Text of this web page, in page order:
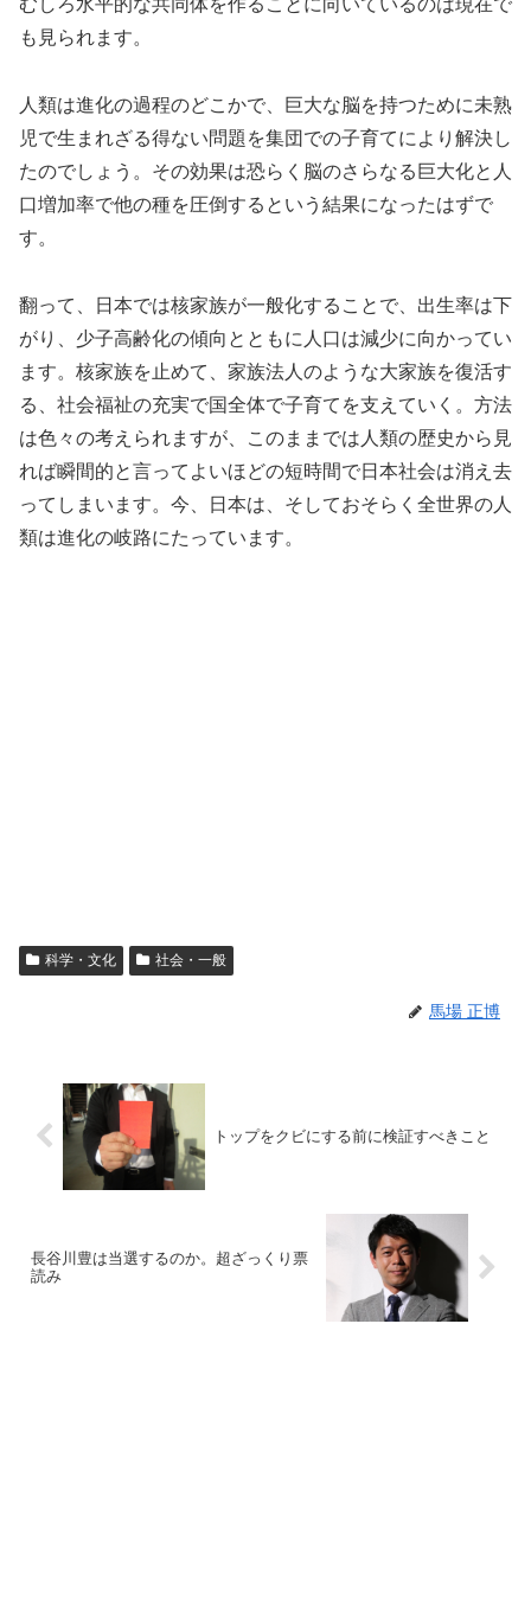
むしろ水平的な共同体を作ることに向いているのは現在で
も見られます。
人類は進化の過程のどこかで、巨大な脳を持つために未熟
児で生まれざる得ない問題を集団での子育てにより解決し
たのでしょう。その効果は恐らく脳のさらなる巨大化と人
口増加率で他の種を圧倒するという結果になったはずで
す。
翻って、日本では核家族が一般化することで、出生率は下
がり、少子高齢化の傾向とともに人口は減少に向かってい
ます。核家族を止めて、家族法人のような大家族を復活す
る、社会福祉の充実で国全体で子育てを支えていく。方法
は色々の考えられますが、このままでは人類の歴史から見
れば瞬間的と言ってよいほどの短時間で日本社会は消え去
ってしまいます。今、日本は、そしておそらく全世界の人
類は進化の岐路にたっています。
科学・文化 社会・一般
馬場 正博
トップをクビにする前に検証すべきこと
長谷川豊は当選するのか。超ざっくり票
読み